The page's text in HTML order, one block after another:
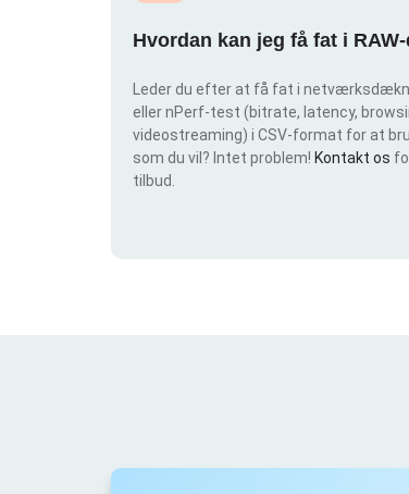
Hvordan kan jeg få fat i
Leder du efter at få fat i
eller nPerf-test (bitrate, latency,
videostreaming) i CSV-format for at
som du vil? Intet problem! Kontakt os
tilbud.